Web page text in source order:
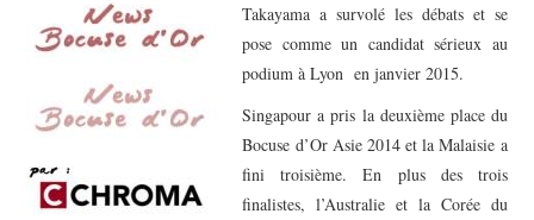
VIDÉOS
Takayama a survolé les débats et se
pose comme un candidat sérieux au
podium à Lyon en janvier 2015.
Singapour a pris la deuxième place du
Bocuse d’Or Asie 2014 et la Malaisie a
fini troisième. En plus des trois
finalistes, l’Australie et la Corée du